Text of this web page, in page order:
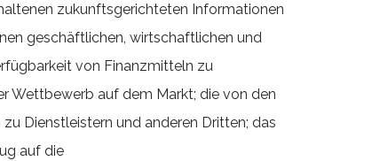
zukunftsgerichteten Informationen
geschäftlichen, wirtschaftlichen und
von Finanzmitteln zu
Wettbewerb auf dem Markt; die von den
Dienstleistern und anderen Dritten; das
auf die